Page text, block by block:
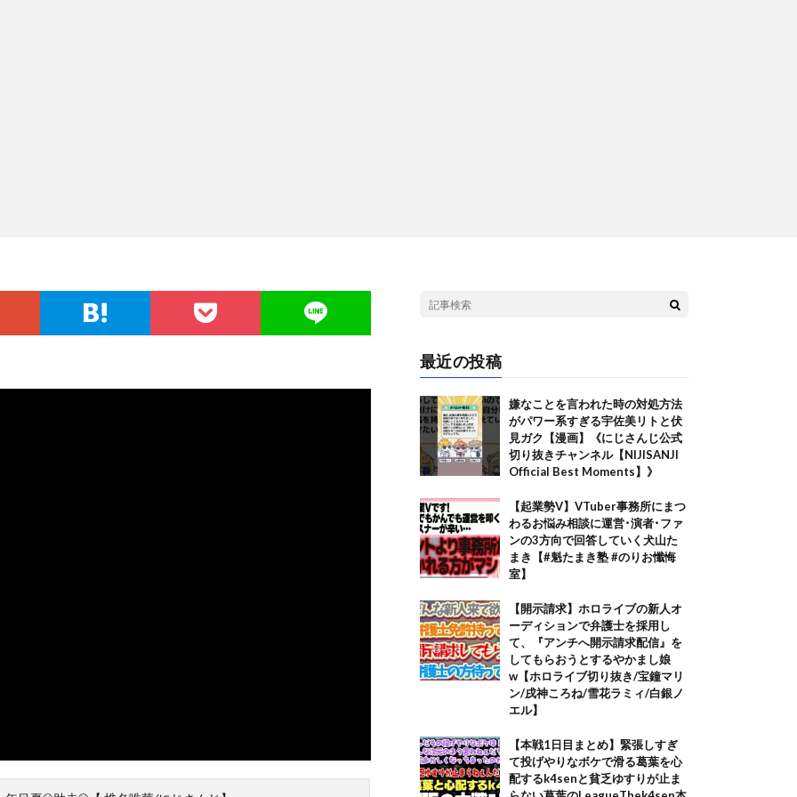
最近の投稿
嫌なことを言われた時の対処方法
がパワー系すぎる宇佐美リトと伏
見ガク【漫画】《にじさんじ公式
切り抜きチャンネル【NIJISANJI
Official Best Moments】》
【起業勢V】VTuber事務所にまつ
わるお悩み相談に運営･演者･ファ
ンの3方向で回答していく犬山た
まき【#魁たまき塾 #のりお懺悔
室】
【開示請求】ホロライブの新人オ
ーディションで弁護士を採用し
て、『アンチへ開示請求配信』を
してもらおうとするやかまし娘
w【ホロライブ切り抜き/宝鐘マリ
ン/戌神ころね/雪花ラミィ/白銀ノ
エル】
【本戦1日目まとめ】緊張しすぎ
て投げやりなボケで滑る葛葉を心
配するk4senと貧乏ゆすりが止ま